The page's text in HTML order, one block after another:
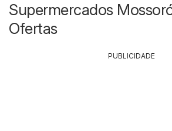
Supermercados
Ofertas
PUBLICIDADE